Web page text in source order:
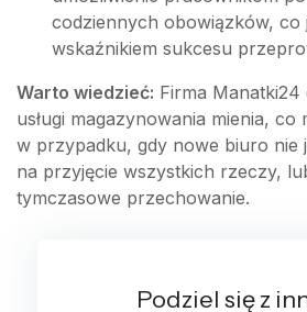
codziennych obowiązków, co
wskaźnikiem sukcesu
Warto wiedzieć: Firma
usługi magazynowania mienia,
w przypadku, gdy nowe biuro nie
na przyjęcie wszystkich rzeczy,
tymczasowe przechowanie.
Podziel się z